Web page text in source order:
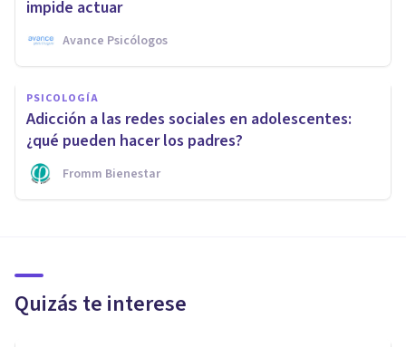
impide actuar
Avance Psicólogos
PSICOLOGÍA
Adicción a las redes sociales en adolescentes:
¿qué pueden hacer los padres?
Fromm Bienestar
Quizás te interese